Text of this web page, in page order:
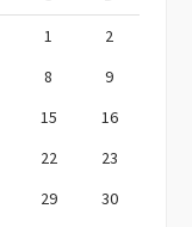
1
2
8
9
15
16
22
23
29
30